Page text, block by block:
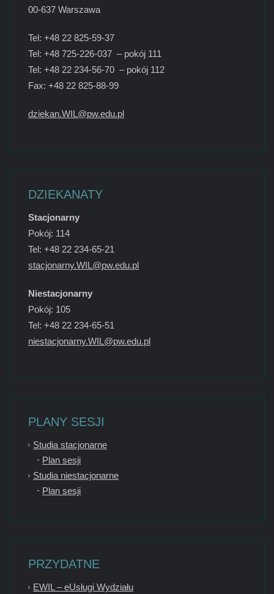
00-637 Warszawa
Tel: +48 22 825-59-37
Tel: +48 725-226-037 – pokój 111
Tel: +48 22 234-56-70 – pokój 112
Fax: +48 22 825-88-99
dziekan.WIL@pw.edu.pl
DZIEKANATY
Stacjonarny
Pokój: 114
Tel: +48 22 234-65-21
stacjonarny.WIL@pw.edu.pl
Niestacjonarny
Pokój: 105
Tel: +48 22 234-65-51
niestacjonarny.WIL@pw.edu.pl
PLANY SESJI
Studia stacjonarne
Plan sesji
Studia niestacjonarne
Plan sesji
PRZYDATNE
EWIL – eUsługi Wydziału